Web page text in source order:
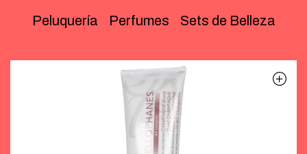
Peluquería
Perfumes Sets de Belleza